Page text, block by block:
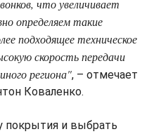
что увеличивает
определяем такие
подходящее техническое
скорость передачи
региона", – отмечает
Коваленко.
покрытия и выбрать